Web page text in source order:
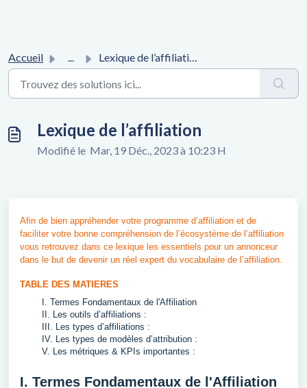
Accueil ... Lexique de l’affiliation
Lexique de l’affiliation
Modifié le Mar, 19 Déc., 2023 à 10:23 H
Afin de bien appréhender votre programme d’affiliation et de
faciliter votre bonne compréhension de l’écosystème de l’affiliation
vous retrouvez dans ce lexique les essentiels pour un annonceur
dans le but de devenir un réel expert du vocabulaire de l’affiliation.
TABLE DES MATIERES
I. Termes Fondamentaux de l'Affiliation
II. Les outils d’affiliations :
III. Les types d’affiliations :
IV. Les types de modèles d’attribution :
V. Les métriques & KPIs importantes :
I. Termes Fondamentaux de l'Affiliation